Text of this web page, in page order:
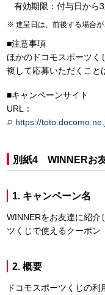
有効期限：付与日から3
進呈日は、前後する場合が
■注意事項
ほかのドコモスポーツく
複して応募いただくこと
■キャンペーンサイト
URL：
https://
別紙4 WINNERお
1. キャンペーン名
WINNERをお友達に紹介
ツくじで使えるクーポン
2. 概要
ドコモスポーツくじの